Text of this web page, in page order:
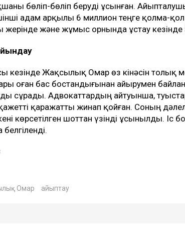
бөліп-бөліп беруді ұсынған.
адам арқылы 6 миллион теңге қолма-қол
жерінде және жұмыс орнында ұстау кезінде
кезінде Жақсылық Омар өз кінәсін
оған бас бостандығынан айырумен
сұрады. Адвокаттардың айтуынша,
қаражатты жинап қойған. Соның
көрсетілген шоттан үзінді ұсынылды. Іс
Омар айыптау